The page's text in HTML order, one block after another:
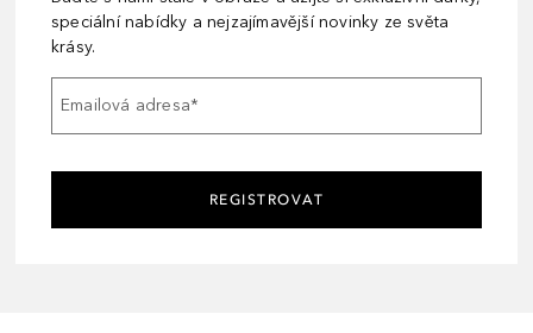
speciální nabídky a nejzajímavější novinky ze světa
krásy.
Emailová adresa*
REGISTROVAT